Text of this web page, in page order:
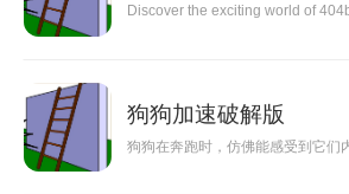
Discover the exciting world of
狗狗加速破解版
狗狗在奔跑时，仿佛能感受到它们